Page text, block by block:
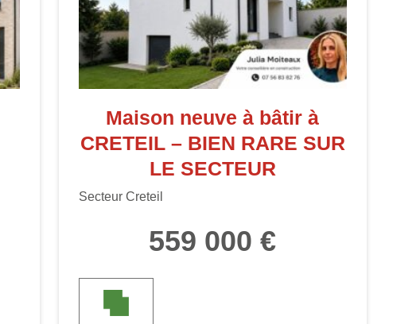
Maison neuve à bâtir à
CRETEIL – BIEN RARE SUR
LE SECTEUR
Secteur Creteil
559 000 €